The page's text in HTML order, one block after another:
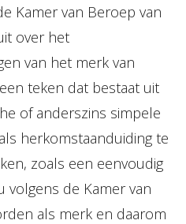
Kamer van Beroep van
over het
van het merk van
teken dat bestaat uit
of anderszins simpele
herkomstaanduiding te
zoals een eenvoudig
volgens de Kamer van
als merk en daarom